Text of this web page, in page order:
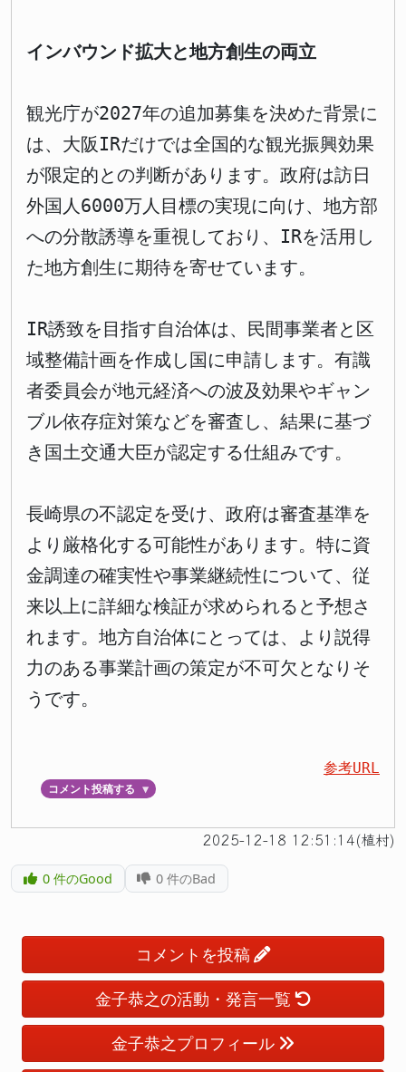
インバウンド拡大と地方創生の両立
観光庁が2027年の追加募集を決めた背景に
は、大阪IRだけでは全国的な観光振興効果
が限定的との判断があります。政府は訪日
外国人6000万人目標の実現に向け、地方部
への分散誘導を重視しており、IRを活用し
た地方創生に期待を寄せています。
IR誘致を目指す自治体は、民間事業者と区
域整備計画を作成し国に申請します。有識
者委員会が地元経済への波及効果やギャン
ブル依存症対策などを審査し、結果に基づ
き国土交通大臣が認定する仕組みです。
長崎県の不認定を受け、政府は審査基準を
より厳格化する可能性があります。特に資
金調達の確実性や事業継続性について、従
来以上に詳細な検証が求められると予想さ
れます。地方自治体にとっては、より説得
力のある事業計画の策定が不可欠となりそ
うです。
参考URL
コメント投稿する ▼
2025-12-18 12:51:14(植村)
0件のGood 0 件のBad
コメントを投稿
金子恭之の活動・発言一覧
金子恭之プロフィール